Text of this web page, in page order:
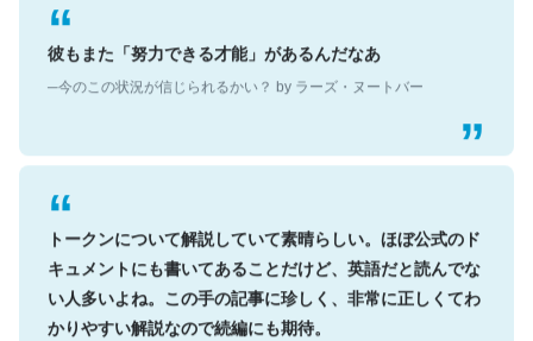
彼もまた「努力できる才能」があるんだなあ
─今のこの状況が信じられるかい？ by ラーズ・ヌートバー
トークンについて解説していて素晴らしい。ほぼ公式のド
キュメントにも書いてあることだけど、英語だと読んでな
い人多いよね。この手の記事に珍しく、非常に正しくてわ
かりやすい解説なので続編にも期待。